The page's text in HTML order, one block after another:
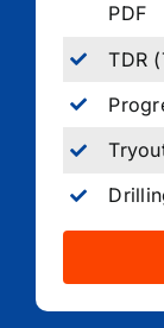
PDF
TDR